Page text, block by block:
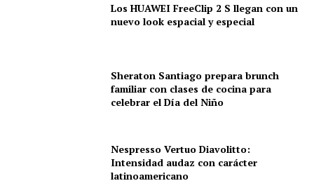
Los HUAWEI FreeClip 2 S llegan con un
nuevo look espacial y especial
Sheraton Santiago prepara brunch
familiar con clases de cocina para
celebrar el Día del Niño
Nespresso Vertuo Diavolitto:
Intensidad audaz con carácter
latinoamericano